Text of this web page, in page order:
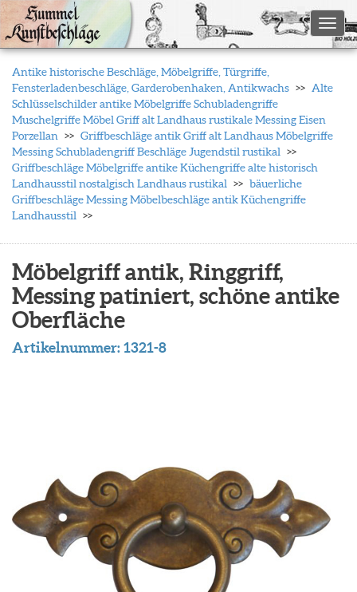
Antike historische Beschläge, Möbelgriffe, Türgriffe,
Fensterladenbeschläge, Garderobenhaken, Antikwachs
Alte
Schlüsselschilder antike Möbelgriffe Schubladengriffe
Muschelgriffe Möbel Griff alt Landhaus rustikale Messing Eisen
Porzellan
Griffbeschläge antik Griff alt Landhaus Möbelgriffe
Messing Schubladengriff Beschläge Jugendstil rustikal
Griffbeschläge Möbelgriffe antike Küchengriffe alte historisch
Landhausstil nostalgisch Landhaus rustikal
bäuerliche
Griffbeschläge Messing Möbelbeschläge antik Küchengriffe
Landhausstil
Möbelgriff antik, Ringgriff,
Messing patiniert, schöne antike
Oberfläche
Artikelnummer:1321-8